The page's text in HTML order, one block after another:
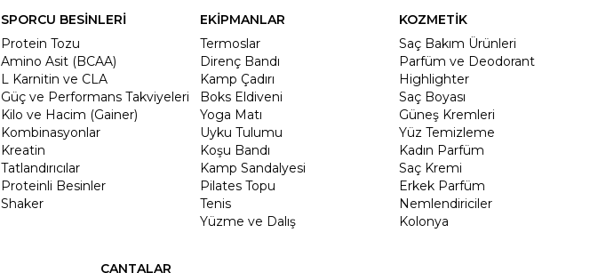
SPORCU BESİNLERİ
Protein Tozu
Amino Asit (BCAA)
L Karnitin ve CLA
Güç ve Performans Takviyeleri
Kilo ve Hacim (Gainer)
Kombinasyonlar
Kreatin
Tatlandırıcılar
Proteinli Besinler
Shaker
EKİPMANLAR
Termoslar
Direnç Bandı
Kamp Çadırı
Boks Eldiveni
Yoga Matı
Uyku Tulumu
Koşu Bandı
Kamp Sandalyesi
Pilates Topu
Tenis
Yüzme ve Dalış
KOZMETİK
Saç Bakım Ürünleri
Parfüm ve Deodorant
Highlighter
Saç Boyası
Güneş Kremleri
Yüz Temizleme
Kadın Parfüm
Saç Kremi
Erkek Parfüm
Nemlendiriciler
Kolonya
ÇANTALAR